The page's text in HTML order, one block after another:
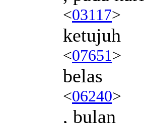
<03117>
ketujuh
<07651>
belas
<06240>
, bulan